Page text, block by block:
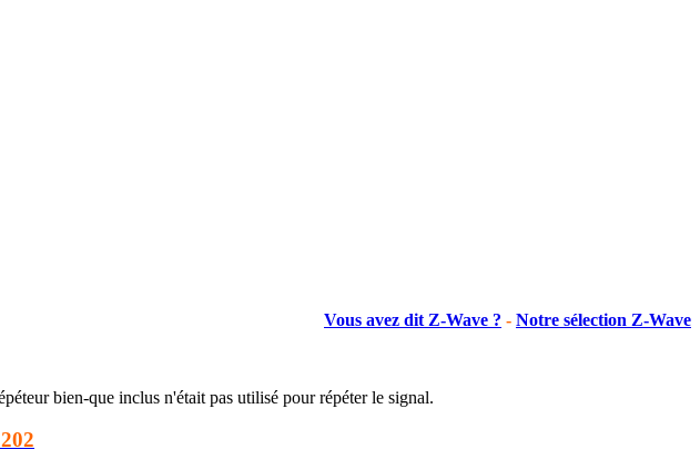
Vous avez dit Z-Wave ? - Notre sélection Z-Wave
bien-que inclus n'était pas utilisé pour répéter le signal.